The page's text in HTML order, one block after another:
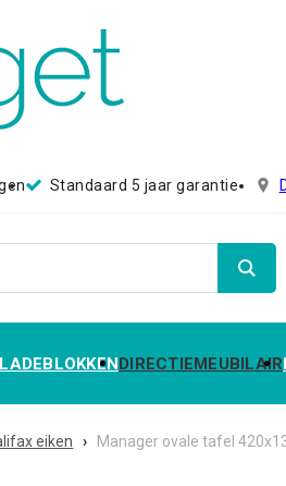
Standaard 5 jaar garantie
LADEBLOKKENDIRECTIEMEUBILAIR
eiken › Manager ovale tafel